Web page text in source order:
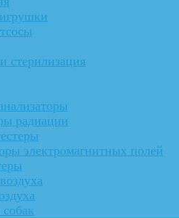
стерилизация
радиации
электромагнитных полей